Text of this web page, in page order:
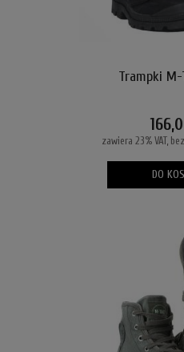
Trampki
zawiera 23% VAT,
DO